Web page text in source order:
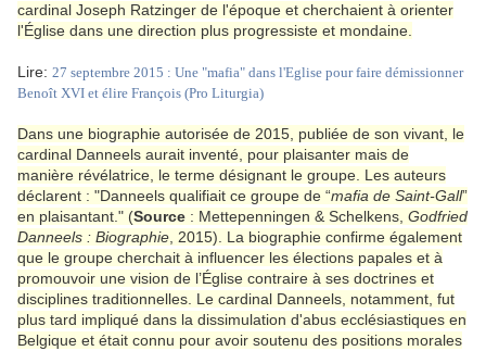
cardinal Joseph Ratzinger de l'époque et cherchaient à orienter
l'Église dans une direction plus progressiste et mondaine.
Lire: 27 septembre 2015 : Une "mafia" dans l'Eglise pour faire démissionner
Benoît XVI et élire François (Pro Liturgia)
Dans une biographie autorisée de 2015, publiée de son vivant, le
cardinal Danneels aurait inventé, pour plaisanter mais de
manière révélatrice, le terme désignant le groupe. Les auteurs
déclarent : "Danneels qualifiait ce groupe de “mafia de Saint-Gall”
en plaisantant." (Source : Mettepenningen & Schelkens, Godfried
Danneels : Biographie , 2015). La biographie confirme également
que le groupe cherchait à influencer les élections papales et à
promouvoir une vision de l’Église contraire à ses doctrines et
disciplines traditionnelles. Le cardinal Danneels, notamment, fut
plus tard impliqué dans la dissimulation d'abus ecclésiastiques en
Belgique et était connu pour avoir soutenu des positions morales